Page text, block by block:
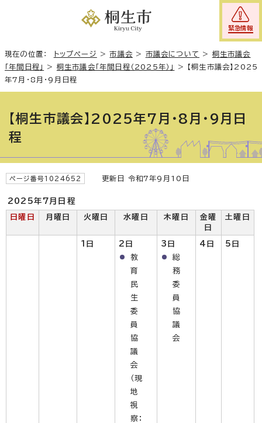
緊急情報
現在の位置： トップページ >市議会 > 市議会について > 桐生市議会
「年間日程」
> 桐生市議会「年間日程（2025年）」 >
【桐生市議会】2025
年7月・8月・9月日程
【桐生市議会】2025年7月・8月・9月日
程
ページ番号1024652 更新日 令和7年9月10日
2025年7月日程
日曜日 月曜日 火曜日 水曜日 木曜日
金曜
日
土曜日
1 日
2日
教
育
民
生
委
員
協
議
会
（現
地
視
察：
3 日
総
務
委
員
協
議
会
4日 5日